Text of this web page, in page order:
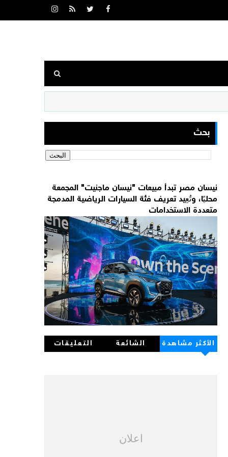
بحث
نيسان مصر تبدأ مبيعات "نيسان ماجنيت" المجمعة
محليًا، وتُعِيد تعريف فئة السيارات الرياضية المدمجة
متعددة الاستخدامات
الأكثر مشاهدة الشائعة التعليقات
اعلان